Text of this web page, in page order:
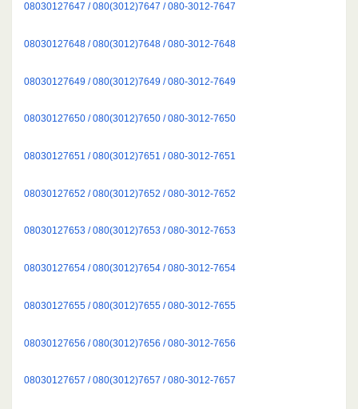
08030127647 / 080(3012)7647 / 080-3012-7647
08030127648 / 080(3012)7648 / 080-3012-7648
08030127649 / 080(3012)7649 / 080-3012-7649
08030127650 / 080(3012)7650 / 080-3012-7650
08030127651 / 080(3012)7651 / 080-3012-7651
08030127652 / 080(3012)7652 / 080-3012-7652
08030127653 / 080(3012)7653 / 080-3012-7653
08030127654 / 080(3012)7654 / 080-3012-7654
08030127655 / 080(3012)7655 / 080-3012-7655
08030127656 / 080(3012)7656 / 080-3012-7656
08030127657 / 080(3012)7657 / 080-3012-7657